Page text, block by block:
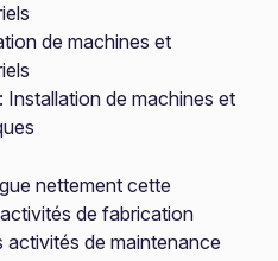
de machines et
de machines et
nettement cette
de fabrication
de maintenance